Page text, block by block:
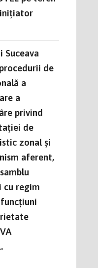
Suceava
de
a
a
privind
de
zonal și
aferent,
cu regim